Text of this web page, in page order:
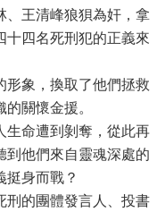
、王清峰狼狽為奸，拿
十四名死刑犯的正義來
象，換取了他們拯救
關懷金援。
命遭到剝奪，從此再
到他們來自靈魂深處的
挺身而戰？
的團體發言人、投書